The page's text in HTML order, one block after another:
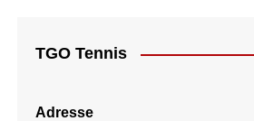
TGO Tennis
Adresse